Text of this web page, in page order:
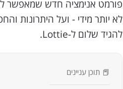
פורמט אנימציה חדש שמאפשר
לא יותר מידי - ועל היתרונות
להגיד שלום ל-Lottie.
📕 תוכן עניינים